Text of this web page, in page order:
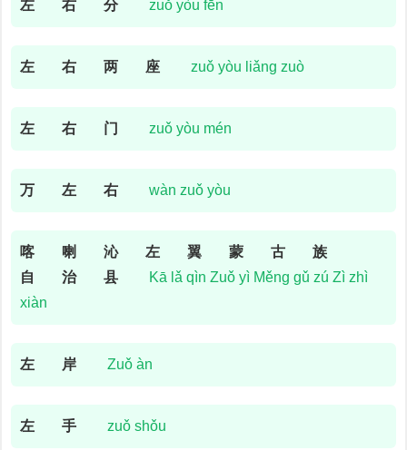
左 右 分 zuǒ yòu fēn
左 右 两 座 zuǒ yòu liǎng zuò
左 右 门 zuǒ yòu mén
万 左 右 wàn zuǒ yòu
喀 喇 沁 左 翼 蒙 古
族
自
治 县
Kā lǎ qìn Zuǒ yì Měng gǔ zú Zì zhì
xiàn
左 岸 Zuǒ àn
左 手 zuǒ shǒu